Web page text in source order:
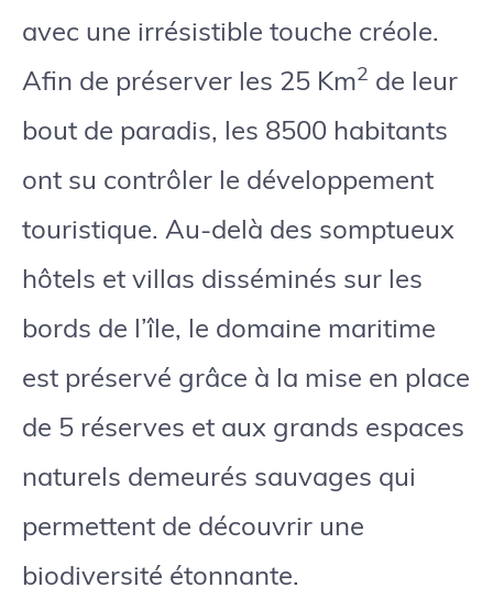
avec une irrésistible touche créole.
Afin de préserver les 25 Km2 de leur
bout de paradis, les 8500 habitants
ont su contrôler le développement
touristique. Au-delà des somptueux
hôtels et villas disséminés sur les
bords de l’île, le domaine maritime
est préservé grâce à la mise en place
de 5 réserves et aux grands espaces
naturels demeurés sauvages qui
permettent de découvrir une
biodiversité étonnante.